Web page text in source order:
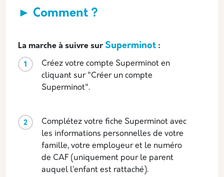
► Comment ?
La marche à suivre surSuperminot :
Créez votre compte Superminot en
cliquant sur "Créer un compte
Superminot".
Complétez votre fiche Superminot avec
les informations personnelles de votre
famille, votre employeur et le numéro
de CAF (uniquement pour le parent
auquel l’enfant est rattaché).